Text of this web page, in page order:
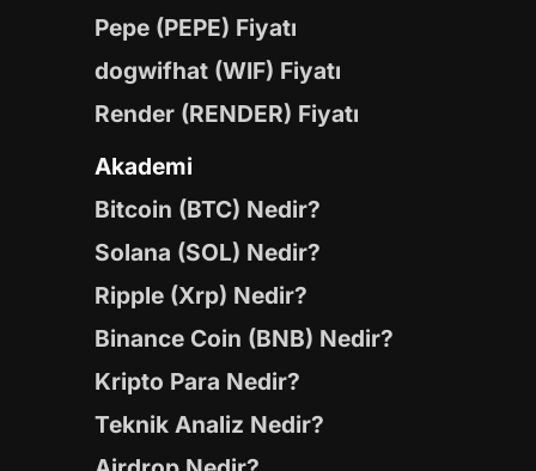
Pepe (PEPE) Fiyatı
dogwifhat (WIF) Fiyatı
Render (RENDER) Fiyatı
Akademi
Bitcoin (BTC) Nedir?
Solana (SOL) Nedir?
Ripple (Xrp) Nedir?
Binance Coin (BNB) Nedir?
Kripto Para Nedir?
Teknik Analiz Nedir?